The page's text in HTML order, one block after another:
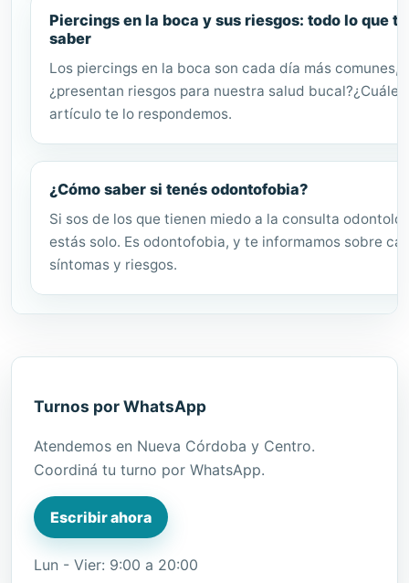
Piercings en la boca y sus riesgos: todo lo que
saber
Los piercings en la boca son cada día más comunes,
¿presentan riesgos para nuestra salud
artículo te lo respondemos.
¿Cómo saber si tenés odontofobia?
Si sos de los que tienen miedo a la consulta
estás solo. Es odontofobia, y te informamos sobre
síntomas y riesgos.
Turnos por WhatsApp
Atendemos en Nueva Córdoba y Centro.
Coordiná tu turno por WhatsApp.
Escribir ahora
Lun - Vier: 9:00 a 20:00